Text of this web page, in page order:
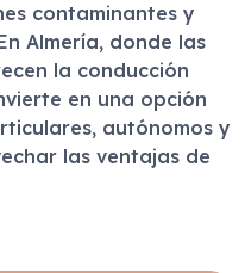
contaminantes y
Almería, donde las
la conducción
en una opción
autónomos y
las ventajas de